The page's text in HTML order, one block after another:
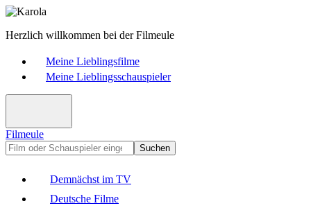
Herzlich willkommen bei der Filmeule
Meine Lieblingsfilme
Meine Lieblingsschauspieler
Filmeule
Suchen
Demnächst im TV
Deutsche Filme